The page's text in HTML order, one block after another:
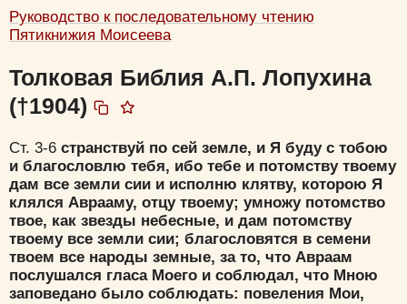
Руководство к последовательному чтению
Пятикнижия Моисеева
Толковая Библия А.П. Лопухина
(†1904)
Ст. 3-6 странствуй по сей земле, и Я буду с тобою
и благословлю тебя, ибо тебе и потомству твоему
дам все земли сии и исполню клятву, которою Я
клялся Аврааму, отцу твоему; умножу потомство
твое, как звезды небесные, и дам потомству
твоему все земли сии; благословятся в семени
твоем все народы земные, за то, что Авраам
послушался гласа Моего и соблюдал, что Мною
заповедано было соблюдать: повеления Мои,